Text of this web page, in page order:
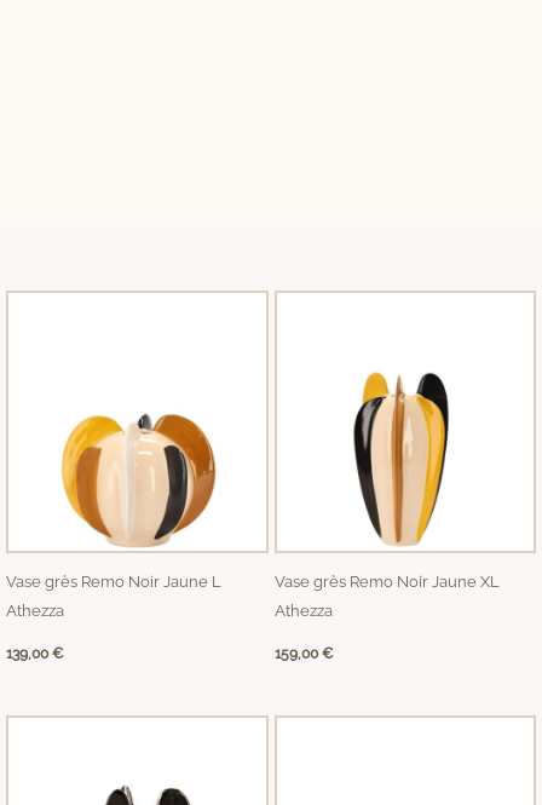
Vase grès Remo Noir Jaune L
Athezza
139,00€
Vase grès Remo Noir Jaune XL
Athezza
159,00€